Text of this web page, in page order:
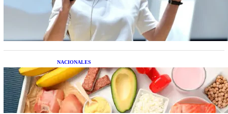
resolver el estrés financiero en Latinoamérica
NACIONALES
Nutrición inteligente: Cinco superalimentos de
temporada que deberías sumar a tu dieta este mes